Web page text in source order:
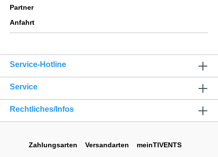
Partner
Anfahrt
Service-Hotline
Service
Rechtliches/Infos
Zahlungsarten Versandarten
meinTIVENTS